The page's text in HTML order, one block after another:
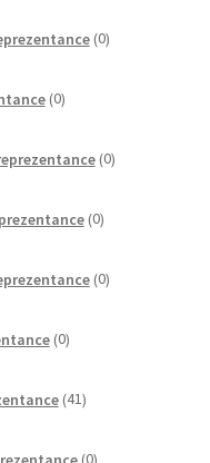
0izdelkov
0izdelkov
0izdelkov
0izdelkov
0izdelkov
0izdelkov
41izdelkov